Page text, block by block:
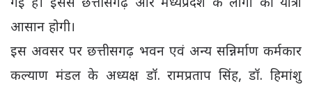
गई है। इससे छत्तीसगढ़ और मध्यप्रदेश के लोगों की यात्रा
आसान होगी।
इस अवसर पर छत्तीसगढ़ भवन एवं अन्य सन्निर्माण कर्मकार
कल्याण मंडल के अध्यक्ष डॉ. रामप्रताप सिंह, डॉ. हिमांशु